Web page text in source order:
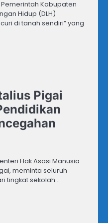
Kabupaten
Hidup (DLH)
di tanah sendiri” yang
Pigai
Hak Asasi Manusia
meminta seluruh
tingkat sekolah…